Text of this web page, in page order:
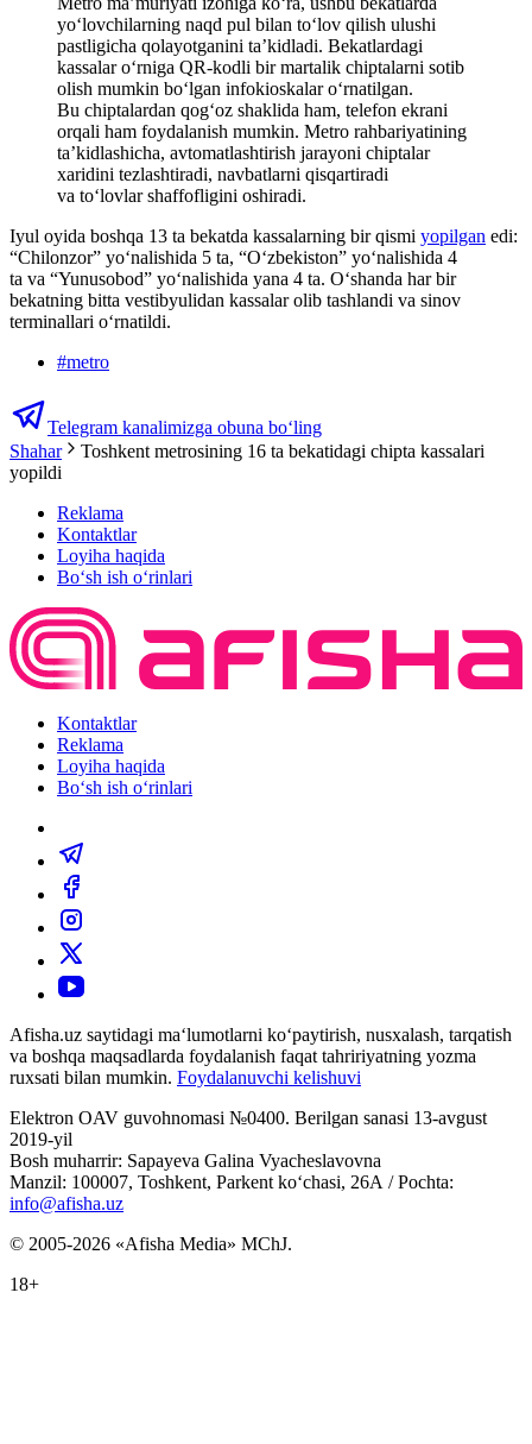
yo‘lovchilarning naqd pul bilan to‘lov qilish ulushi
pastligicha qolayotganini ta’kidladi. Bekatlardagi
kassalar o‘rniga QR-kodli bir martalik chiptalarni sotib
olish mumkin bo‘lgan infokioskalar o‘rnatilgan.
Bu chiptalardan qog‘oz shaklida ham, telefon ekrani
orqali ham foydalanish mumkin. Metro rahbariyatining
ta’kidlashicha, avtomatlashtirish jarayoni chiptalar
xaridini tezlashtiradi, navbatlarni qisqartiradi
va to‘lovlar shaffofligini oshiradi.
Iyul oyida boshqa 13 ta bekatda kassalarning bir qismi yopilgan edi:
“Chilonzor” yo‘nalishida 5 ta, “O‘zbekiston” yo‘nalishida 4
ta va “Yunusobod” yo‘nalishida yana 4 ta. O‘shanda har bir
bekatning bitta vestibyulidan kassalar olib tashlandi va sinov
terminallari o‘rnatildi.
#metro
Telegram kanalimizga obuna bo‘ling
Shahar
Toshkent metrosining 16 ta bekatidagi chipta kassalari
yopildi
Reklama
Kontaktlar
Loyiha haqida
Bo‘sh ish o‘rinlari
Kontaktlar
Reklama
Loyiha haqida
Bo‘sh ish o‘rinlari
Afisha.uz saytidagi ma‘lumotlarni ko‘paytirish, nusxalash, tarqatish
va boshqa maqsadlarda foydalanish faqat tahririyatning yozma
ruxsati bilan mumkin. Foydalanuvchi kelishuvi
Elektron OAV guvohnomasi №0400. Berilgan sanasi 13-avgust
2019-yil
Bosh muharrir: Sapayeva Galina Vyacheslavovna
Manzil: 100007, Toshkent, Parkent ko‘chasi, 26А / Pochta:
info@afisha.uz
© 2005-2026 «Afisha Media» MChJ.
18+